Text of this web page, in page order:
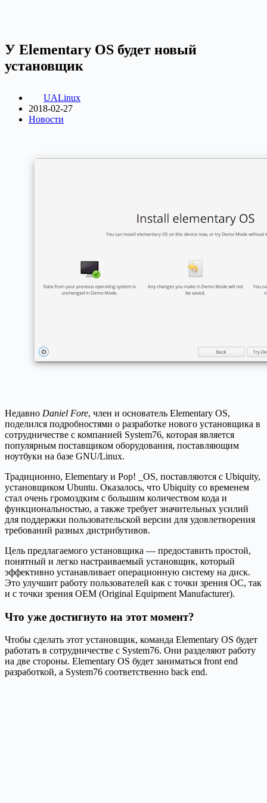
У Elementary OS будет новый
установщик
UALinux
2018-02-27
Новости
Недавно Daniel Fore, член и основатель Elementary OS,
поделился подробностями о разработке нового установщика в
сотрудничестве с компанией System76, которая является
популярным поставщиком оборудования, поставляющим
ноутбуки на базе GNU/Linux.
Традиционно, Elementary и Pop! _OS, поставляются с Ubiquity,
установщиком Ubuntu. Оказалось, что Ubiquity со временем
стал очень громоздким с большим количеством кода и
функциональностью, а также требует значительных усилий
для поддержки пользовательской версии для удовлетворения
требований разных дистрибутивов.
Цель предлагаемого установщика — предоставить простой,
понятный и легко настраиваемый установщик, который
эффективно устанавливает операционную систему на диск.
Это улучшит работу пользователей как с точки зрения ОС, так
и с точки зрения OEM (Original Equipment Manufacturer).
Что уже достигнуто на этот момент?
Чтобы сделать этот установщик, команда Elementary OS будет
работать в сотрудничестве с System76. Они разделяют работу
на две стороны. Elementary OS будет заниматься front end
разработкой, а System76 соответственно back end.